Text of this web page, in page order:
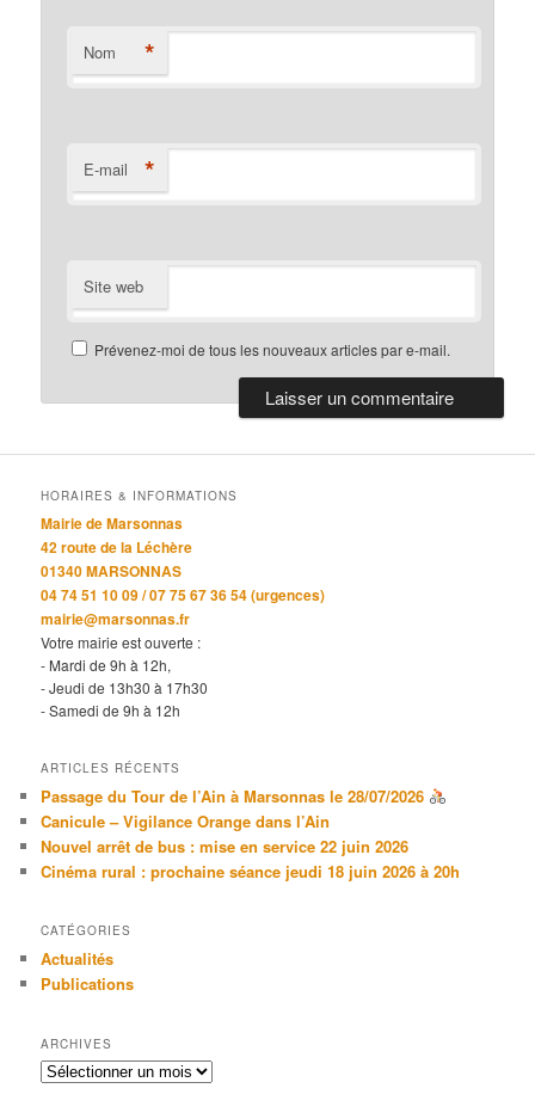
Nom *
E-mail *
Site web
Prévenez-moi de tous les nouveaux articles par e-mail.
HORAIRES & INFORMATIONS
Mairie de Marsonnas
42 route de la Léchère
01340 MARSONNAS
04 74 51 10 09 / 07 75 67 36 54 (urgences)
mairie@marsonnas.fr
Votre mairie est ouverte :
- Mardi de 9h à 12h,
- Jeudi de 13h30 à 17h30
- Samedi de 9h à 12h
ARTICLES RÉCENTS
Passage du Tour de l’Ain à Marsonnas le 28/07/2026
Canicule – Vigilance Orange dans l’Ain
Nouvel arrêt de bus : mise en service 22 juin 2026
Cinéma rural : prochaine séance jeudi 18 juin 2026 à 20h
CATÉGORIES
Actualités
Publications
ARCHIVES
Archives